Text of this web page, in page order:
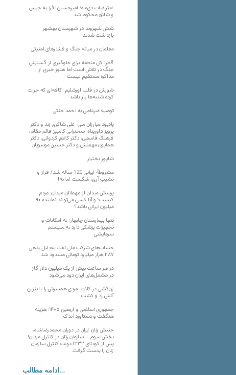
اعتراضات دی‌ماه؛ امیرحسین افرا به حبس
و شلاق محکوم شد
شش شهروند در شهرستان بهشهر
بازداشت شدند
معلمان در میانه جنگ و فشارهای امنیتی
قطر: کل منطقه برای جلوگیری از گسترش
جنگ در تلاش است اما هنوز خبری از
مذاکره مستقیم نیست
شورش در قلب اورشلیم؛ کافه‌ای که جرات
کرده شنبه‌ها باز باشد
توصیه ضرغامی به احمد جنتی
یادبود مبارزان ملی، علی شاکری زند و دکتر
پرویز داورپناه: سخنرانی کامبیز قائم مقام،
فرهنگ قاسمی، دکتر کاظم کردوانی، دکتر
همایون مهمنش و دکتر حسین موسویان
شاپور بختیار
مشروطۀ ایرانی 120 ساله شد/ فراز و
نشیب آری، شکست اما نه!
پرسش میدان از مهمانان میدان: مردم
کیست؟ و آیا کسی می‌تواند نماینده ۹۰
میلیون ایرانی باشد؟
تنها بیمارستان چابهار؛ نه امکانات و
تجهیزات پزشکی دارد نه سیستم
سرمایشی
حساب‌های شرکت ملی نفت به‌دلیل بدهی
۲۸۷ هزار میلیارد تومانی مسدود شد
در هر ساعت بیش از یک میلیون دلار گاز
در مشعل‌های ایران دود می‌شود
زن‌کشی در کلات؛ مردی همسرش را با بنزین
آتش زد و کشت
جمهوری اسلامی و اربعین ۱۴۰۵؛ هزینه
هنگفت و دستاورد اندک
جنبش زنان ایران در دوران محمدرضاشاه،
بخش سوم – سازمان زنان در کنترل مردان!
پس از کودتای ۱۳۳۲ دولت کنترل سازمان
زنان را بدست گرفت.
ادامه مطالب...